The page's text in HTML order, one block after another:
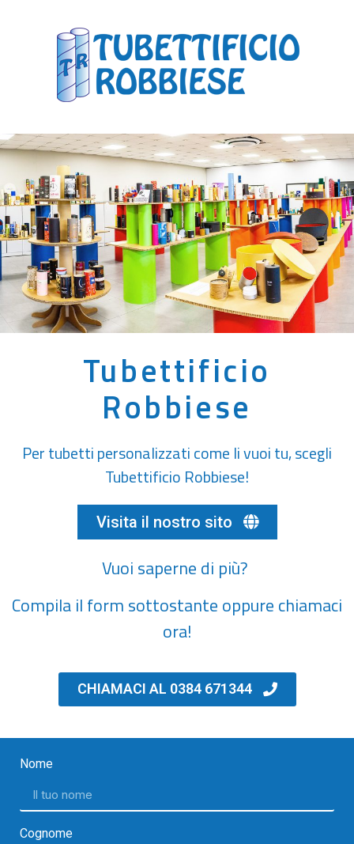
Tubettificio
Robbiese
Per tubetti personalizzati come li vuoi tu, scegli
Tubettificio Robbiese!
Visita il nostro sito
Vuoi saperne di più?
Compila il form sottostante oppure chiamaci
ora!
CHIAMACI AL 0384 671344
Nome
Cognome